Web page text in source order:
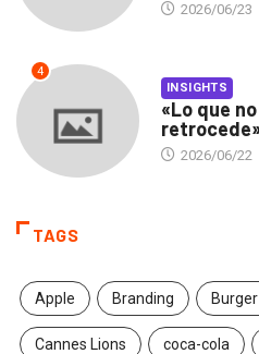
2026/06/23
4
INSIGHTS
«Lo que
2026/06/22
TAGS
Apple Branding
Cannes Lions coca-cola